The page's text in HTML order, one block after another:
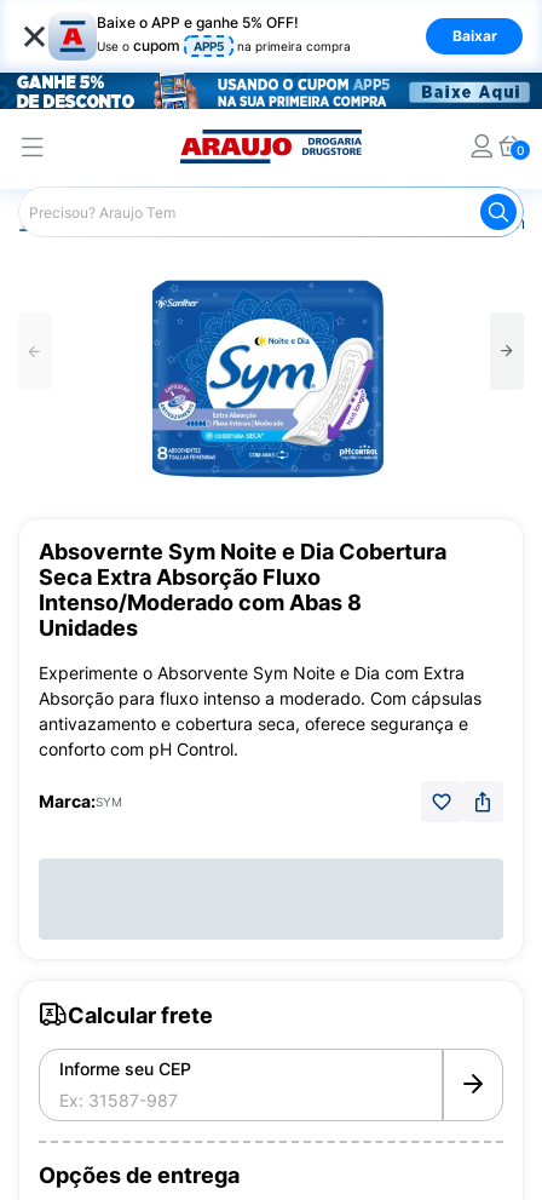
× Baixe o APP e ganhe 5% OFF!
Use o cupom APP5 na primeira compra
Baixar
0
Araujo Higiene Pessoal Absorvente
Absovernte Sym Noite e Dia Cobertura
Seca Extra Absorção Fluxo
Intenso/Moderado com Abas 8
Unidades
Experimente o Absorvente Sym Noite e Dia com Extra
Absorção para fluxo intenso a moderado. Com cápsulas
antivazamento e cobertura seca, oferece segurança e
conforto com pH Control.
Marca:SYM
Calcular frete
Informe seu CEP
Opções de entrega